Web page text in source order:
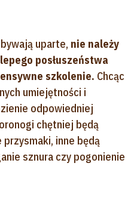
uparte, nie należy
posłuszeństwa
szkolenie. Chcąc
umiejętności i
odpowiedniej
chętniej będą
inne będą
sznura czy pogonienie